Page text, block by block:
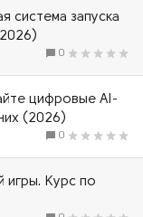
система запуска
0
цифровые AI-
(2026)
0
игры. Курс по